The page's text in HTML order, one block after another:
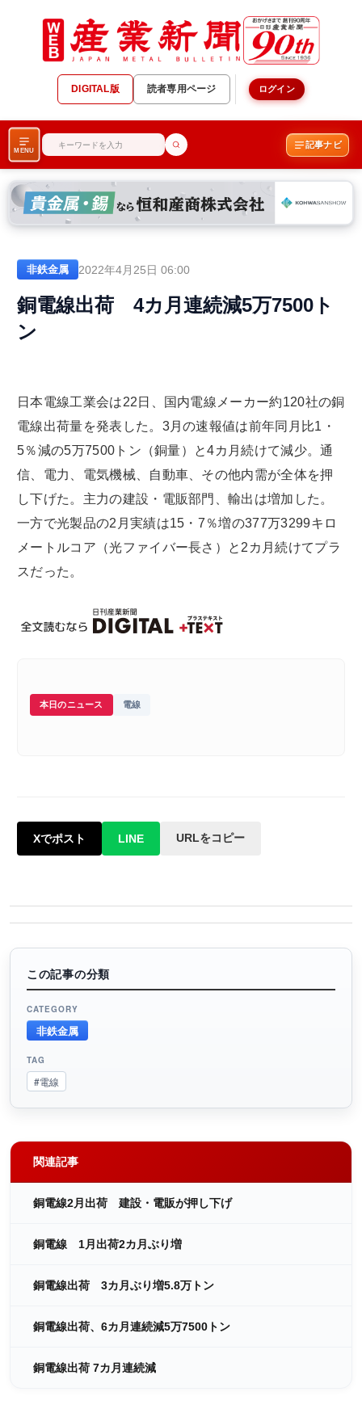
DIGITAL版 読者専用ページ ログイン
MENU
記事ナビ
非鉄金属 2022年4月25日 06:00
銅電線出荷 4カ月連続減5万7500ト
ン
日本電線工業会は22日、国内電線メーカー約120社の銅
電線出荷量を発表した。3月の速報値は前年同月比1・
5％減の5万7500トン（銅量）と4カ月続けて減少。通
信、電力、電気機械、自動車、その他内需が全体を押
し下げた。主力の建設・電販部門、輸出は増加した。
一方で光製品の2月実績は15・7％増の377万3299キロ
メートルコア（光ファイバー長さ）と2カ月続けてプラ
スだった。
本日のニュース 電線
Xでポスト LINE URLをコピー
この記事の分類
CATEGORY
非鉄金属
TAG
#電線
関連記事
銅電線2月出荷 建設・電販が押し下げ
銅電線 1月出荷2カ月ぶり増
銅電線出荷 3カ月ぶり増5.8万トン
銅電線出荷、6カ月連続減5万7500トン
銅電線出荷 7カ月連続減